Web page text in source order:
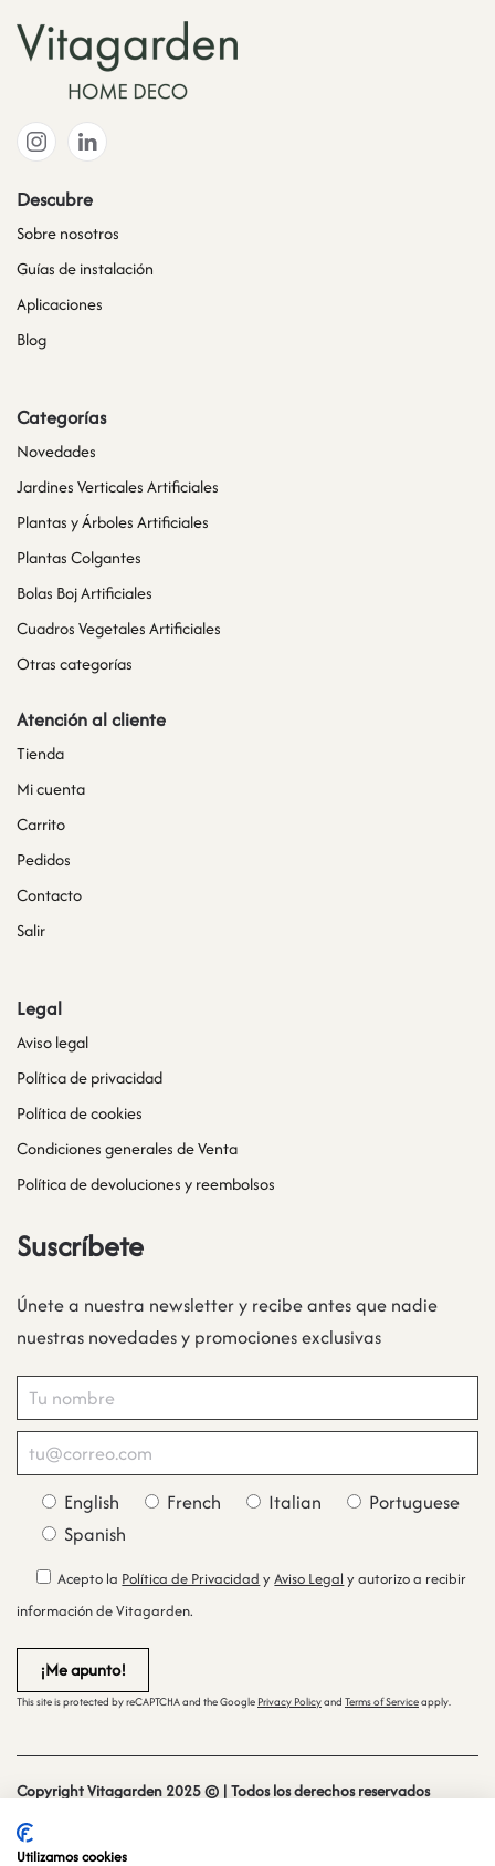
Descubre
Sobre nosotros
Guías de instalación
Aplicaciones
Blog
Categorías
Novedades
Jardines Verticales Artificiales
Plantas y Árboles Artificiales
Plantas Colgantes
Bolas Boj Artificiales
Cuadros Vegetales Artificiales
Otras categorías
Atención al cliente
Tienda
Mi cuenta
Carrito
Pedidos
Contacto
Salir
Legal
Aviso legal
Política de privacidad
Política de cookies
Condiciones generales de Venta
Política de devoluciones y reembolsos
Suscríbete
Únete a nuestra newsletter y recibe antes que nadie
nuestras novedades y promociones exclusivas
English French Italian
Portuguese
Spanish
Acepto la Política de Privacidad yAviso Legal y autorizo a recibir
información de Vitagarden.
This site is protected by reCAPTCHA and the Google Privacy Policyand Terms of Serviceapply.
Copyright Vitagarden 2025 © | Todos los derechos reservados
Utilizamos cookies